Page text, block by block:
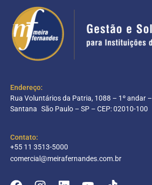
Endereço:
Rua Voluntários da Patria, 1088 – 1º andar –
Santana São Paulo – SP – CEP: 02010-100
Contato:
+55 11 3513-5000
comercial@meirafernandes.com.br